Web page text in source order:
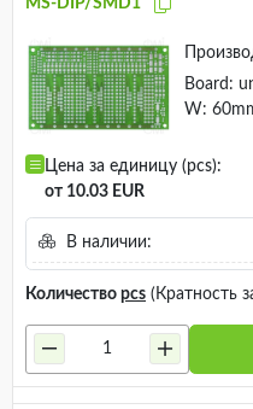
MS-DIP/SMD1
Board:
W:
Цена за единицу (pcs):
от 10.03 EUR
В наличии:
Количество pcs (Кратность